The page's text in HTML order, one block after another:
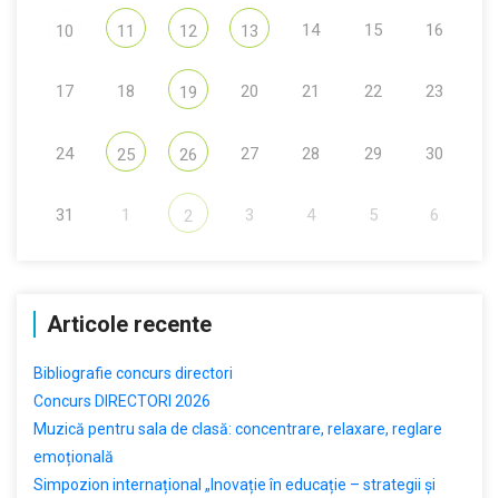
10 11 12 13 14 15 16
17 18 19 20 21 22 23
24 25 26 27 28 29 30
31 1 2 3 4 5 6
Articole recente
Bibliografie concurs directori
Concurs DIRECTORI 2026
Muzică pentru sala de clasă: concentrare, relaxare, reglare
emoțională
Simpozion internațional „Inovație în educație – strategii și